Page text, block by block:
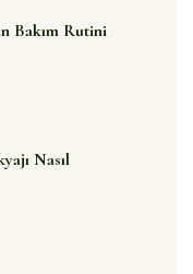
Bakım Rutini
Nasıl